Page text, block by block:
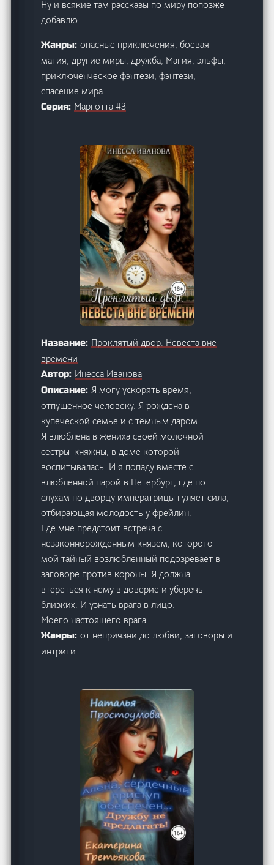
Ну и всякие там рассказы по миру попозже
добавлю
Жанры:опасные приключения, боевая
магия, другие миры, дружба, Магия, эльфы,
приключенческое фэнтези, фэнтези,
спасение мира
Серия: Марготта #3
Название: Проклятый двор. Невеста вне
времени
Автор: Инесса Иванова
Описание:Я могу ускорять время,
отпущенное человеку. Я рождена в
купеческой семье и с тёмным даром.
Я влюблена в жениха своей молочной
сестры-княжны, в доме которой
воспитывалась. И я попаду вместе с
влюбленной парой в Петербург, где по
слухам по дворцу императрицы гуляет сила,
отбирающая молодость у фрейлин.
Где мне предстоит встреча с
незаконнорожденным князем, которого
мой тайный возлюбленный подозревает в
заговоре против короны. Я должна
втереться к нему в доверие и уберечь
близких. И узнать врага в лицо.
Моего настоящего врага.
Жанры:от неприязни до любви, заговоры и
интриги